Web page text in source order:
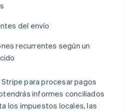
del envío
recurrentes según un
para procesar pagos
informes conciliados
los impuestos locales, las